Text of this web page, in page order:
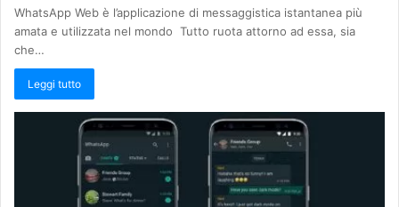
WhatsApp Web è l’applicazione di messaggistica istantanea più
amata e utilizzata nel mondo Tutto ruota attorno ad essa, sia
che…
Leggi tutto